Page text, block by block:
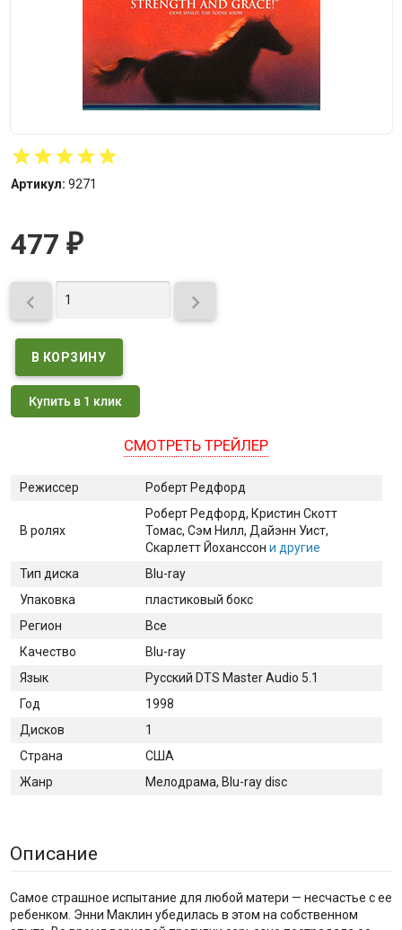
Артикул: 9271
477 ₽
 
Купить в 1 клик
СМОТРЕТЬ ТРЕЙЛЕР
Режиссер Роберт Редфорд
В ролях
Роберт Редфорд, Кристин Скотт
Томас, Сэм Нилл, Дайэнн Уист,
Скарлетт Йоханссон и другие
Тип диска
Blu-ray
Упаковка
пластиковый бокс
Регион
Все
Качество
Blu-ray
Язык
Русский DTS Master Audio 5.1
Год
1998
Дисков
1
Страна
США
Жанр
Мелодрама, Blu-ray disc
Описание
Самое страшное испытание для любой матери — несчастье с ее
ребенком. Энни Маклин убедилась в этом на собственном